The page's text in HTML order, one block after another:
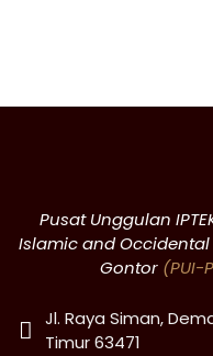
Pusat Unggulan
Islamic and
Gontor (PUI-
Jl. Raya Siman,
Timur 63471